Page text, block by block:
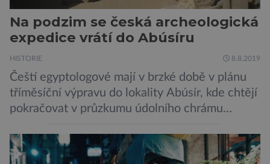
Na podzim se česká archeologická
expedice vrátí do Abúsíru
HISTORIE 8.8.2019
Čeští egyptologové mají v brzké době v plánu
tříměsíční výpravu do lokality Abúsír, kde chtějí
pokračovat v průzkumu údolního chrámu
Ceje. Lucie Jirásková z Českého
egyptologického ústavu FF UK řekla, že je